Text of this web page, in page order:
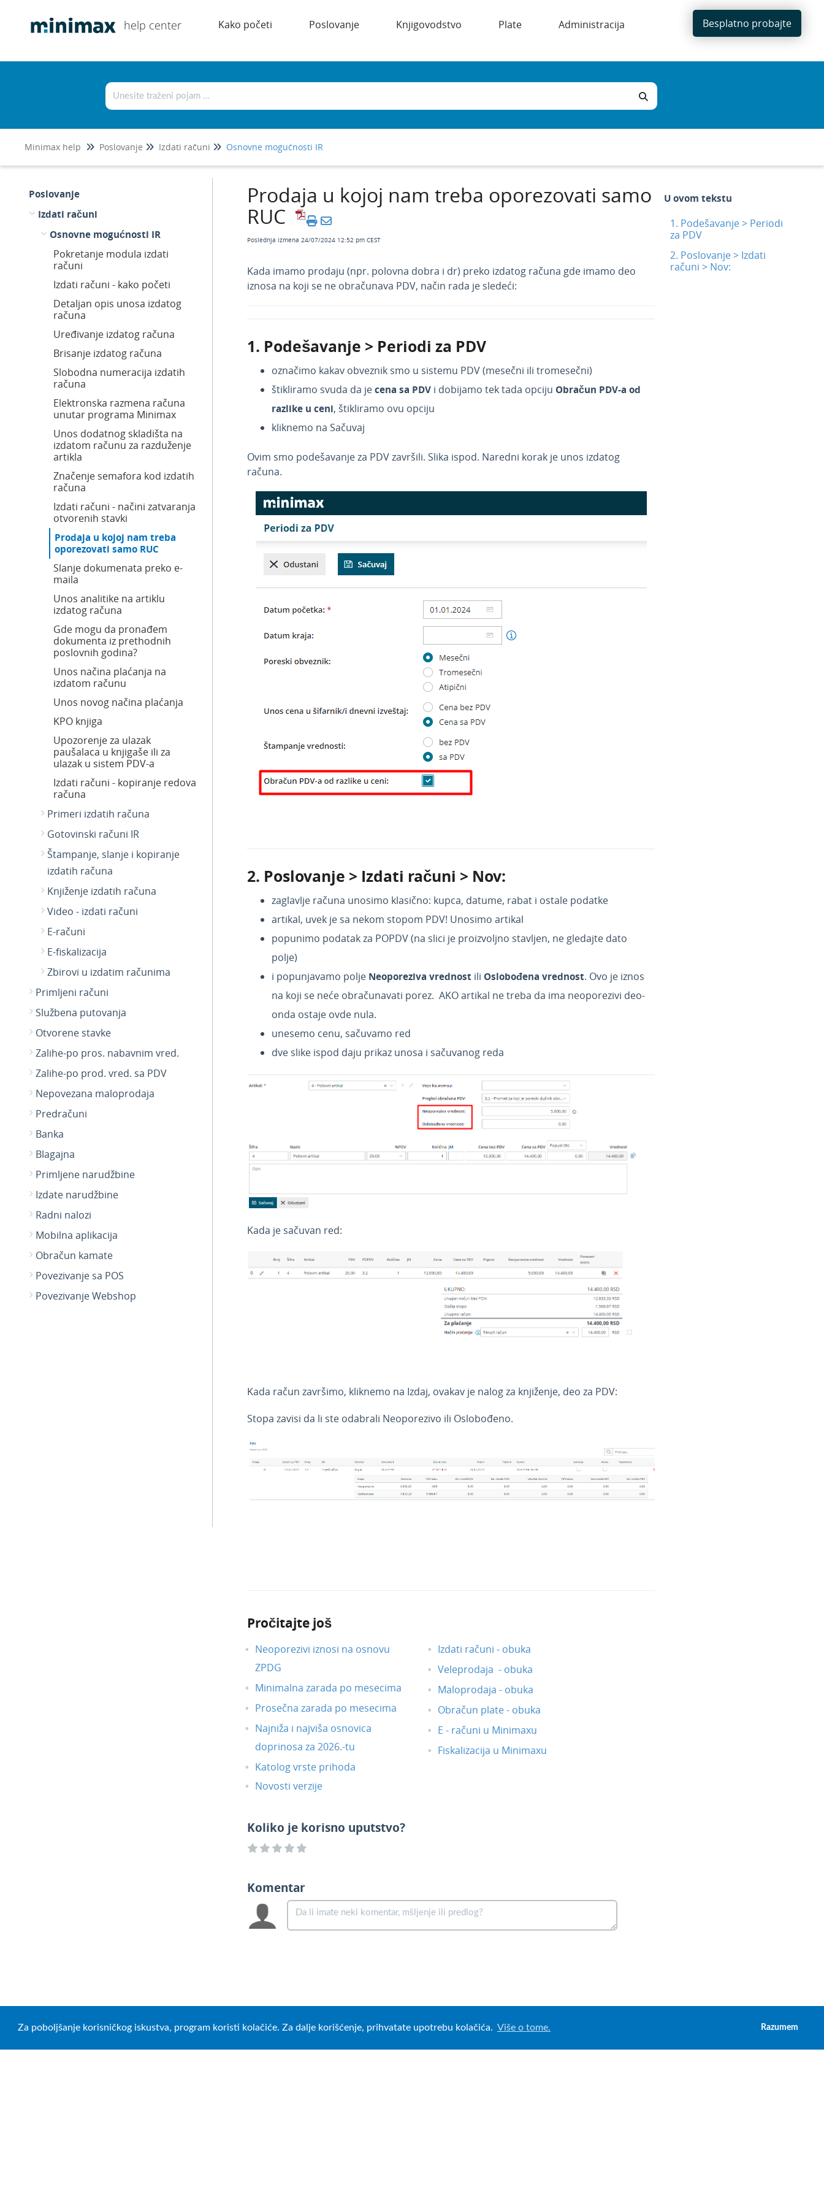
Za poboljšanje korisničkog iskustva, program koristi kolačiće. Za dalje korišćenje, prihvatate upotrebu kolačića. Više o tome. Razumem
help center Kako početi Poslovanje Knjigovodstvo Plate Administracija Besplatno probajte
Minimax help Poslovanje Izdati računi Osnovne mogućnosti IR
Poslovanje
Izdati računi
Osnovne mogućnosti IR
Pokretanje modula izdati
računi
Izdati računi - kako početi
Detaljan opis unosa izdatog
računa
Uređivanje izdatog računa
Brisanje izdatog računa
Slobodna numeracija izdatih
računa
Elektronska razmena računa
unutar programa Minimax
Unos dodatnog skladišta na
izdatom računu za razduženje
artikla
Značenje semafora kod izdatih
računa
Izdati računi - načini zatvaranja
otvorenih stavki
Prodaja u kojoj nam treba
oporezovati samo RUC
Slanje dokumenata preko e-
maila
Unos analitike na artiklu
izdatog računa
Gde mogu da pronađem
dokumenta iz prethodnih
poslovnih godina?
Unos načina plaćanja na
izdatom računu
Unos novog načina plaćanja
KPO knjiga
Upozorenje za ulazak
paušalaca u knjigaše ili za
ulazak u sistem PDV-a
Izdati računi - kopiranje redova
računa
Primeri izdatih računa
Gotovinski računi IR
Štampanje, slanje i kopiranje
izdatih računa
Knjiženje izdatih računa
Video - izdati računi
E-računi
E-fiskalizacija
Zbirovi u izdatim računima
Primljeni računi
Službena putovanja
Otvorene stavke
Zalihe-po pros. nabavnim vred.
Zalihe-po prod. vred. sa PDV
Nepovezana maloprodaja
Predračuni
Banka
Blagajna
Primljene narudžbine
Izdate narudžbine
Radni nalozi
Mobilna aplikacija
Obračun kamate
Povezivanje sa POS
Povezivanje Webshop
Prodaja u kojoj nam treba oporezovati samo
RUC
Poslednja izmena 24/07/2024 12:52 pm CEST
Kada imamo prodaju (npr. polovna dobra i dr) preko izdatog računa gde imamo deo
iznosa na koji se ne obračunava PDV, način rada je sledeći:
1. Podešavanje > Periodi za PDV
označimo kakav obveznik smo u sistemu PDV (mesečni ili tromesečni)
štikliramo svuda da jecena sa PDV i dobijamo tek tada opciju Obračun PDV-a od
razlike u ceni, štikliramo ovu opciju
kliknemo na Sačuvaj
Ovim smo podešavanje za PDV završili. Slika ispod. Naredni korak je unos izdatog
računa.
2. Poslovanje > Izdati računi > Nov:
zaglavlje računa unosimo klasično: kupca, datume, rabat i ostale podatke
artikal, uvek je sa nekom stopom PDV! Unosimo artikal
popunimo podatak za POPDV (na slici je proizvoljno stavljen, ne gledajte dato
polje)
i popunjavamo polje Neoporeziva vrednost ili Oslobođena vrednost. Ovo je iznos
na koji se neće obračunavati porez. AKO artikal ne treba da ima neoporezivi deo-
onda ostaje ovde nula.
unesemo cenu, sačuvamo red
dve slike ispod daju prikaz unosa i sačuvanog reda
Kada je sačuvan red:
Kada račun završimo, kliknemo na Izdaj, ovakav je nalog za knjiženje, deo za PDV:
Stopa zavisi da li ste odabrali Neoporezivo ili Oslobođeno.
Pročitajte još
Neoporezivi iznosi na osnovu
ZPDG
Minimalna zarada po mesecima
Prosečna zarada po mesecima
Najniža i najviša osnovica
doprinosa za 2026.-tu
Katolog vrste prihoda
Novosti verzije
Izdati računi - obuka
Veleprodaja - obuka
Maloprodaja - obuka
Obračun plate - obuka
E - računi u Minimaxu
Fiskalizacija u Minimaxu
Koliko je korisno uputstvo?
Komentar
U ovom tekstu
1. Podešavanje > Periodi
za PDV
2. Poslovanje > Izdati
računi > Nov: